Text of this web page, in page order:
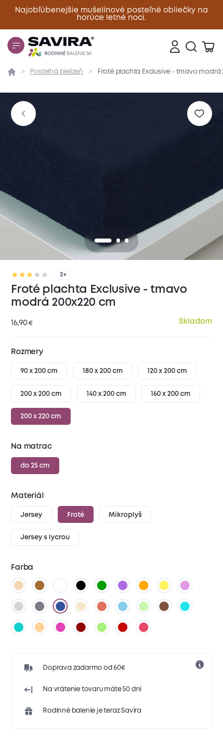
Najobľúbenejšie mušelínové posteľné obliečky na
horúce letné noci.
Zavrieť
Prehľad Parametre Popis produktu
Posteľná bielizeň Froté plachta Exclusive - tmavo modrá
2×
Froté plachta Exclusive - tmavo
modrá 200x220 cm
16,90€ Skladom
Rozmery
90 x 200 cm 180 x 200 cm 120 x 200 cm
200 x 200 cm 140 x 200 cm 160 x 200 cm
200 x 220 cm
Na matrac
do 25 cm
Materiál
Jersey Froté Mikroplyš
Jersey s lycrou
Farba
Doprava zadarmo od 60€
Na vrátenie tovaru máte 50 dní
Rodinné balenie je teraz Savira